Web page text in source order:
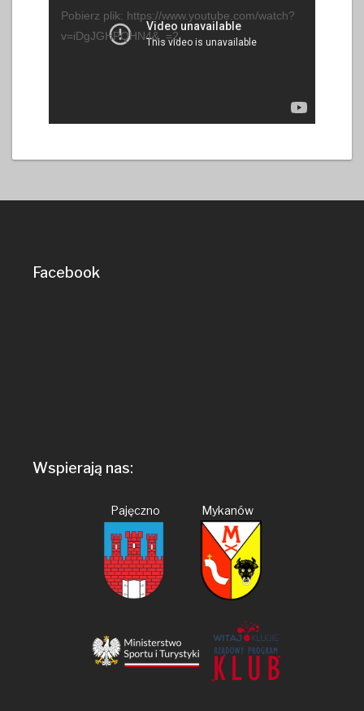
Pobierz plik: https://www.youtube.com/watch?
v=iDgJGHPQHN4&_=2
Facebook
Wspierają nas:
Pajęczno Mykanów